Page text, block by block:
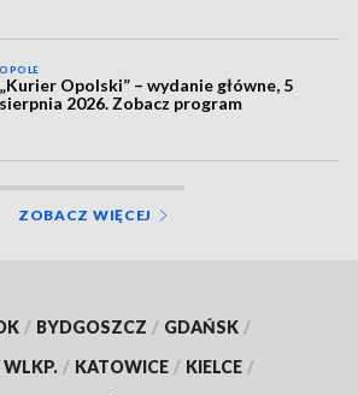
OPOLE
„Kurier Opolski” – wydanie główne, 5
sierpnia 2026. Zobacz program
ZOBACZ WIĘCEJ
/ BYDGOSZCZ / GDAŃSK /
/ KATOWICE / KIELCE /